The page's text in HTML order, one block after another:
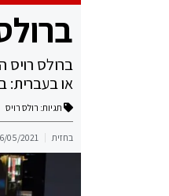
או בעברית:
תגיות: רולס רויס
בחזית 05/2021